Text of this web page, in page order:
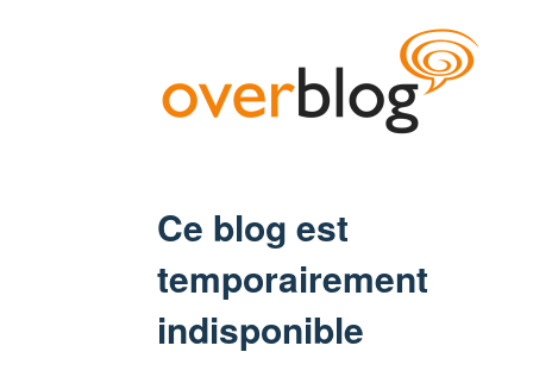
Ce blog est
temporairement
indisponible